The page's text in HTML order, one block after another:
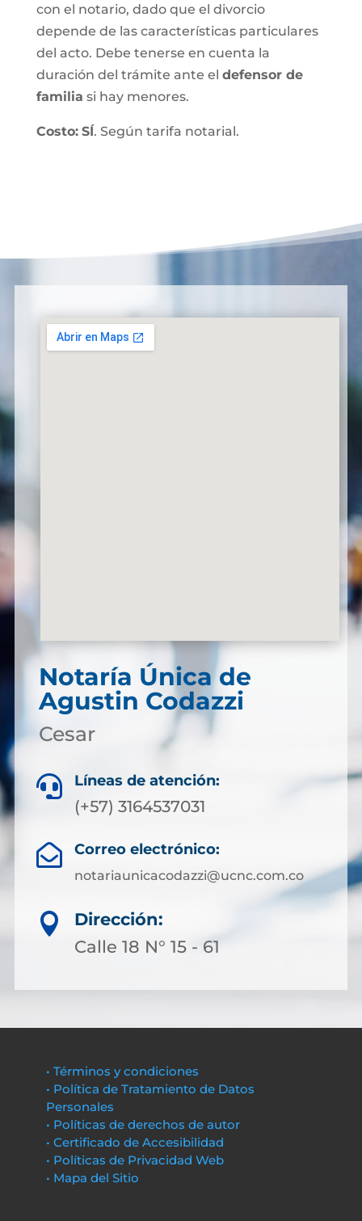
con el notario, dado que el divorcio
depende de las características particulares
del acto. Debe tenerse en cuenta la
duración del trámite ante el defensor de
familia si hay menores.
Costo: SÍ. Según tarifa notarial.
Notaría Única de
Agustin Codazzi
Cesar
 Líneas de atención:
(+57) 3164537031
 Correo electrónico:
notariaunicacodazzi@ucnc.com.co

Dirección:
Calle 18 N° 15 - 61
• Términos y condiciones
• Política de Tratamiento de Datos
Personales
• Políticas de derechos de autor
• Certificado de Accesibilidad
• Políticas de Privacidad Web
• Mapa del Sitio